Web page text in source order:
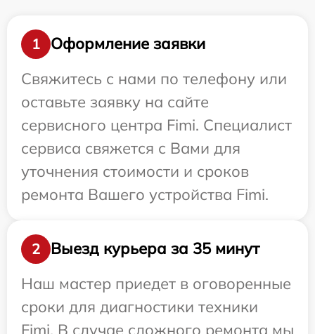
1
Оформление заявки
Свяжитесь с нами по телефону или
оставьте заявку на сайте
сервисного центра Fimi. Специалист
сервиса свяжется с Вами для
уточнения стоимости и сроков
ремонта Вашего устройства Fimi.
2
Выезд курьера за 35 минут
Наш мастер приедет в оговоренные
сроки для диагностики техники
Fimi. В случае сложного ремонта мы